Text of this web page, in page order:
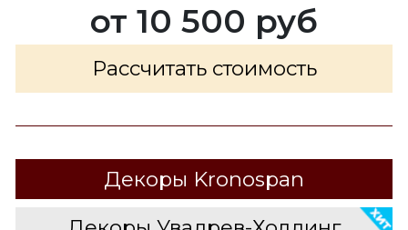
от 10 500 руб
Рассчитать стоимость
Декоры Kronospan